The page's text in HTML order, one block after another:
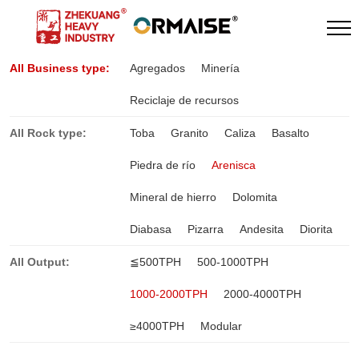
All Business type: Agregados Minería
Reciclaje de recursos
All Rock type: Toba Granito Caliza Basalto
Piedra de río Arenisca
Mineral de hierro Dolomita
Diabasa Pizarra Andesita Diorita
All Output: ≦500TPH 500-1000TPH
1000-2000TPH 2000-4000TPH
≥4000TPH Modular